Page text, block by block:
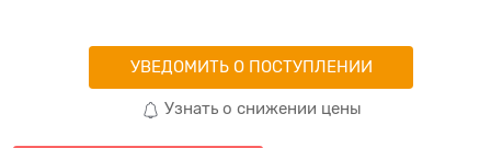
УВЕДОМИТЬ О ПОСТУПЛЕНИИ
Узнать о снижении цены